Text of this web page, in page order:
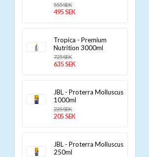
555 SEK
495 SEK
Tropica - Premium
Nutrition 3000ml
725 SEK
635 SEK
JBL - Proterra Molluscus
1000ml
235 SEK
205 SEK
JBL - Proterra Molluscus
250ml